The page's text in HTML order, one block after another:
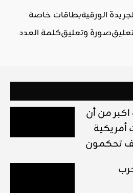
الورقيةبطاقات خاصة
صورة وتعليقكلمة العدد
من أن
أمريكية